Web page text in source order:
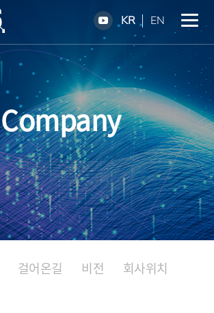
KR EN
Company
걸어온길 비전 회사위치